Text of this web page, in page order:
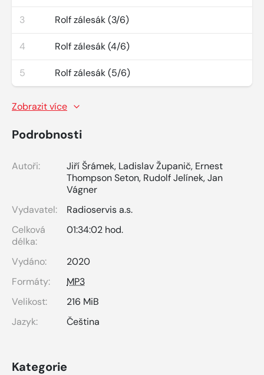
3 Rolf zálesák (3/6)
4 Rolf zálesák (4/6)
5 Rolf zálesák (5/6)
Zobrazit více
Podrobnosti
Autoři: Jiří Šrámek, Ladislav Županič, Ernest
Thompson Seton, Rudolf Jelínek,Jan
Vágner
Vydavatel:
Radioservis a.s.
Celková
délka:
01:34:02 hod.
Vydáno:
2020
Formáty:
MP3
Velikost:
216 MiB
Jazyk:
Čeština
Kategorie